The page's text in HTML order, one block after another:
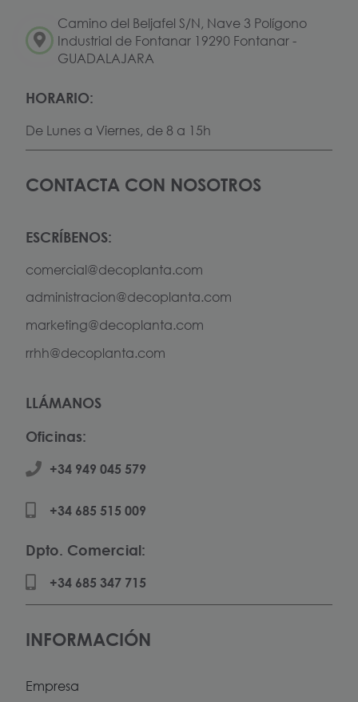
Camino del Beljafel S/N, Nave 3 Polígono
Industrial de Fontanar 19290 Fontanar -
GUADALAJARA
HORARIO:
De Lunes a Viernes, de 8 a 15h
CONTACTA CON NOSOTROS
ESCRÍBENOS:
comercial@decoplanta.com
administracion@decoplanta.com
marketing@decoplanta.com
rrhh@decoplanta.com
LLÁMANOS
Oficinas:
+34 949 045 579
+34 685 515 009
Dpto. Comercial:
+34 685 347 715
INFORMACIÓN
Empresa